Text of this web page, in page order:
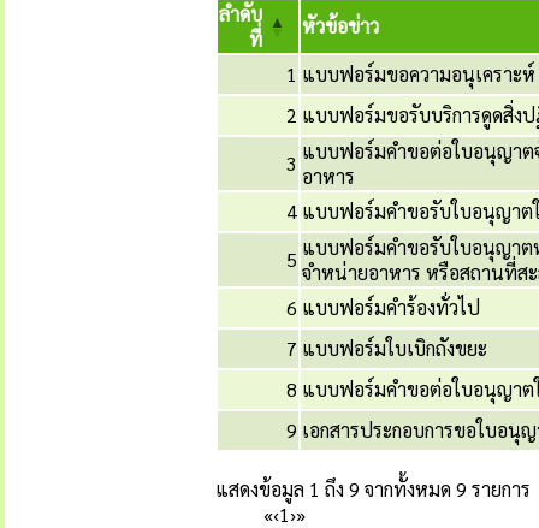
ลำดับ
ที่
หัวข้อข่าว
1 แบบฟอร์มขอความอนุเคราะห์
2 แบบฟอร์มขอรับบริการดูดสิ่ง
3 แบบฟอร์มคำขอต่อใบอนุญาต
อาหาร
4 แบบฟอร์มคำขอรับใบอนุญาต
5 แบบฟอร์มคำขอรับใบอนุญาต
จำหน่ายอาหาร หรือสถานที่ส
6 แบบฟอร์มคำร้องทั่วไป
7 แบบฟอร์มใบเบิกถังขยะ
8 แบบฟอร์มคำขอต่อใบอนุญาต
9 เอกสารประกอบการขอใบอนุ
แสดงข้อมูล 1 ถึง 9 จากทั้งหมด 9 รายการ
«‹1›»